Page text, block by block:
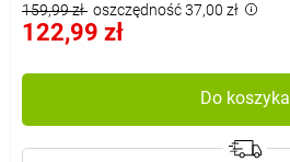
159,99 zł oszczędność 37,00 zł
122,99 zł
Do koszyka